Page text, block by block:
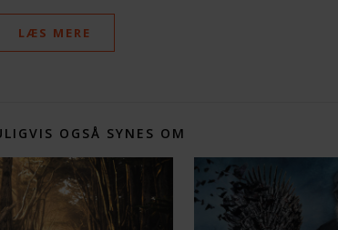
LÆS MERE
OGSÅ SYNES OM